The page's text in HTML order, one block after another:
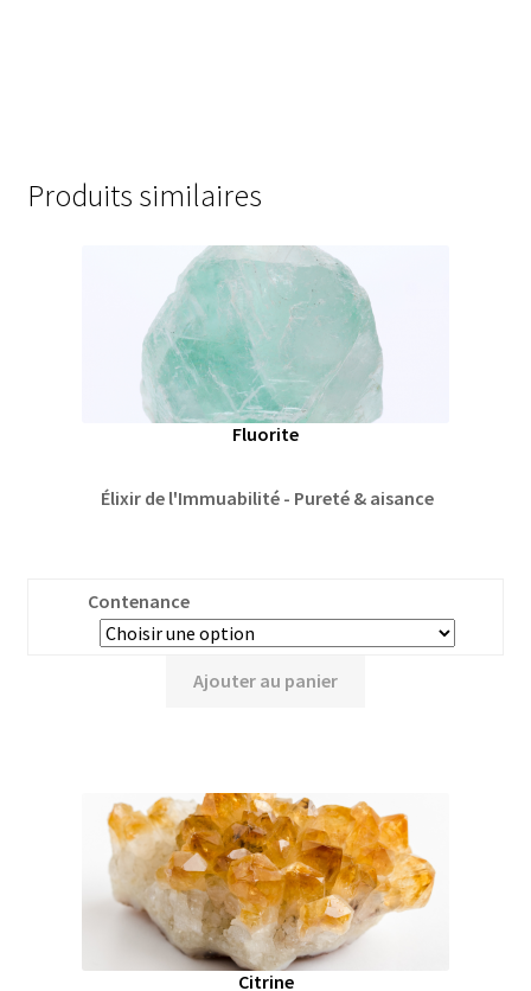
Produits similaires
Fluorite
Élixir de l'Immuabilité - Pureté & aisance
Contenance
Ajouter au panier
Citrine